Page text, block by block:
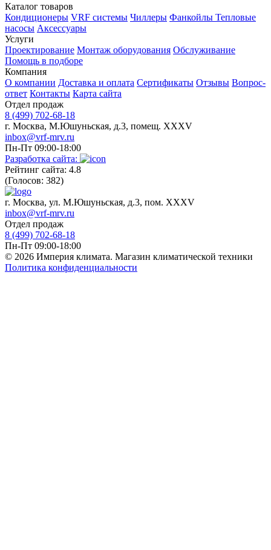
Каталог товаров
Кондиционеры VRF системы Чиллеры Фанкойлы Тепловые
насосы Аксессуары
Услуги
Проектирование Монтаж оборудования Обслуживание
Помощь в подборе
Компания
О компании Доставка и оплата Сертификаты Отзывы Вопрос-
ответ Контакты Карта сайта
Отдел продаж
8 (499) 702-68-18
г. Москва, М.Юшуньская, д.3, помещ. XXXV
inbox@vrf-mrv.ru
Пн-Пт 09:00-18:00
Разработка сайта:
Рейтинг сайта: 4.8
(Голосов: 382)
г. Москва, ул. М.Юшуньская, д.3, пом. XXXV
inbox@vrf-mrv.ru
Отдел продаж
8 (499) 702-68-18
Пн-Пт 09:00-18:00
© 2026 Империя климата. Магазин климатической техники
Политика конфиденциальности